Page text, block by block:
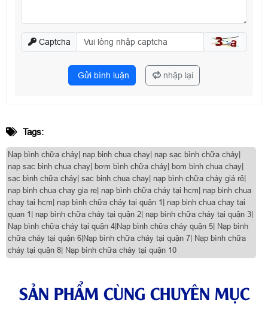
Captcha
Gửi bình luận nhập lại
Tags:
Nạp bình chữa cháy| nap binh chua chay| nạp sạc bình chữa cháy|
nap sac binh chua chay| bơm bình chữa cháy| bom binh chua chay|
sạc bình chữa cháy| sac binh chua chay| nạp bình chữa cháy giá rẻ|
nap binh chua chay gia re| nạp bình chữa cháy tại hcm| nap binh chua
chay tai hcm| nạp bình chữa cháy tại quận 1| nap binh chua chay tai
quan 1| nạp bình chữa cháy tại quận 2| nạp bình chữa cháy tại quận 3|
Nạp bình chữa cháy tại quận 4|Nạp bình chữa cháy quận 5| Nạp bình
chữa cháy tại quận 6|Nạp bình chữa cháy tại quận 7| Nạp bình chữa
cháy tại quận 8| Nạp bình chữa cháy tại quận 10
SẢN PHẨM CÙNG CHUYÊN MỤC